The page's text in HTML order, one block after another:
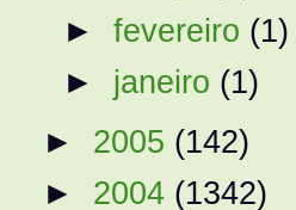
►fevereiro (1)
► janeiro (1)
► 2005 (142)
► 2004 (1342)